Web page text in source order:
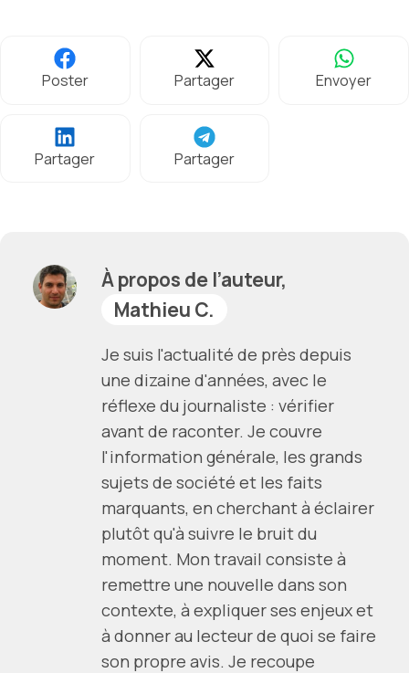
Poster Partager Envoyer
Partager Partager
À propos de l’auteur,
Mathieu C.
Je suis l'actualité de près depuis
une dizaine d'années, avec le
réflexe du journaliste : vérifier
avant de raconter. Je couvre
l'information générale, les grands
sujets de société et les faits
marquants, en cherchant à éclairer
plutôt qu'à suivre le bruit du
moment. Mon travail consiste à
remettre une nouvelle dans son
contexte, à expliquer ses enjeux et
à donner au lecteur de quoi se faire
son propre avis. Je recoupe